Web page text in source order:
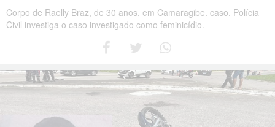
Corpo de Raelly Braz, de 30 anos, em Camaragibe. caso. Polícia
Civil investiga o caso investigado como feminicídio.